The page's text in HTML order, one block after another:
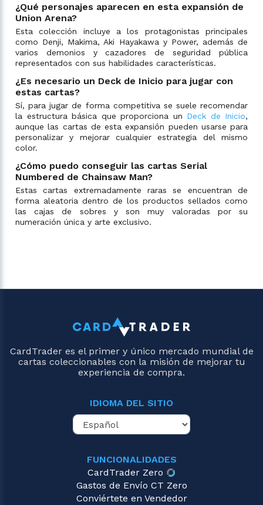
¿Qué personajes aparecen en esta expansión de
Union Arena?
Esta colección incluye a los protagonistas principales
como Denji, Makima, Aki Hayakawa y Power, además de
varios demonios y cazadores de seguridad pública
representados con sus habilidades características.
¿Es necesario un Deck de Inicio para jugar con
estas cartas?
Sí, para jugar de forma competitiva se suele recomendar
la estructura básica que proporciona un Deck de Inicio,
aunque las cartas de esta expansión pueden usarse para
personalizar y mejorar cualquier estrategia del mismo
color.
¿Cómo puedo conseguir las cartas Serial
Numbered de Chainsaw Man?
Estas cartas extremadamente raras se encuentran de
forma aleatoria dentro de los productos sellados como
las cajas de sobres y son muy valoradas por su
numeración única y arte exclusivo.
CardTrader es el primer y único mercado mundial de
cartas coleccionables con la misión de mejorar tu
experiencia de compra.
IDIOMA DEL SITIO
FUNCIONALIDADES
CardTrader Zero
Gastos de Envío CT Zero
Conviértete en Vendedor